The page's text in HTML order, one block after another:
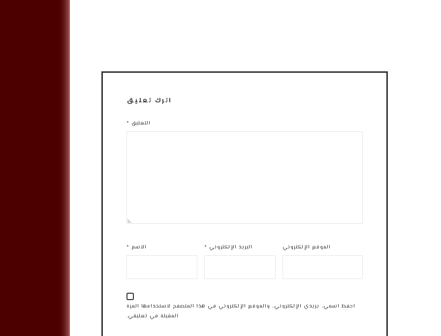
اترك تعليق
التعليق *
الاسم * البريد الإلكتروني * الموقع الإلكتروني
احفظ اسمي، بريدي الإلكتروني، والموقع الإلكتروني في هذا المتصفح لاستخدامها المرة
المقبلة في تعليقي.